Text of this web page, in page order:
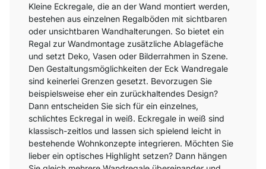
Kleine Eckregale, die an der Wand montiert werden,
bestehen aus einzelnen Regalböden mit sichtbaren
oder unsichtbaren Wandhalterungen. So bietet ein
Regal zur Wandmontage zusätzliche Ablagefäche
und setzt Deko, Vasen oder Bilderrahmen in Szene.
Den Gestaltungsmöglichkeiten der Eck Wandregale
sind keinerlei Grenzen gesetzt. Bevorzugen Sie
beispielsweise eher ein zurückhaltendes Design?
Dann entscheiden Sie sich für ein einzelnes,
schlichtes Eckregal in weiß. Eckregale in weiß sind
klassisch-zeitlos und lassen sich spielend leicht in
bestehende Wohnkonzepte integrieren. Möchten Sie
lieber ein optisches Highlight setzen? Dann hängen